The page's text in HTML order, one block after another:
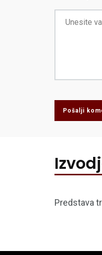
Pošalji
Predstava